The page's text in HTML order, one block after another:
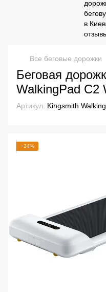
Все беговые дорожки
Беговая
WalkingPad С2
Артикул: Kingsmith
−24%